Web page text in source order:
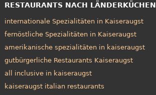
RESTAURANTS NACH LÄNDERKÜCHEN
internationale Spezialitäten in Kaiseraugst
fernöstliche Spezialitäten in Kaiseraugst
amerikanische spezialitäten in kaiseraugst
gutbürgerliche Restaurants Kaiseraugst
all inclusive in kaiseraugst
kaiseraugst italian restaurants